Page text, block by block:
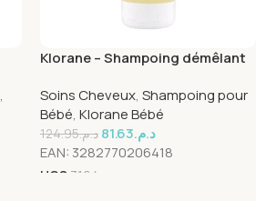
,
Klorane – Shampoing démêlant
Cheveux délicats 200 ml
Soins Cheveux, Shampoing pour
Bébé, Klorane Bébé
د.م.124.95 د.م.81.63
EAN: 3282770206418
UGS 3164